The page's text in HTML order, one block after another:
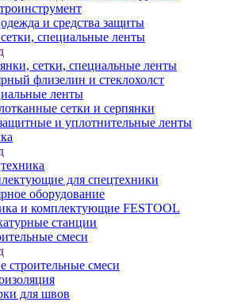
и средства защиты
специальные ленты
сетки, специальные ленты
флизелин и стеклохолст
ленты
сетки и серпянки
и уплотнительные ленты
для спецтехники
оборудование
и комплектующие FESTOOL
станции
смеси
строительные смеси
для швов